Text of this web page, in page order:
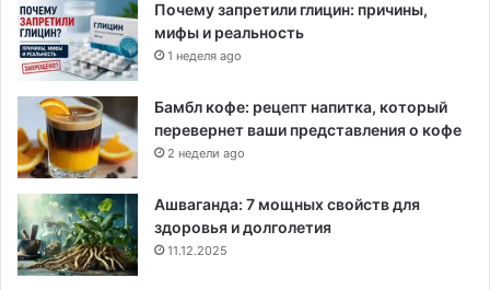
Почему запретили глицин: причины,
мифы и реальность
1 неделя ago
Бамбл кофе: рецепт напитка, который
перевернет ваши представления о кофе
2 недели ago
Ашваганда: 7 мощных свойств для
здоровья и долголетия
11.12.2025